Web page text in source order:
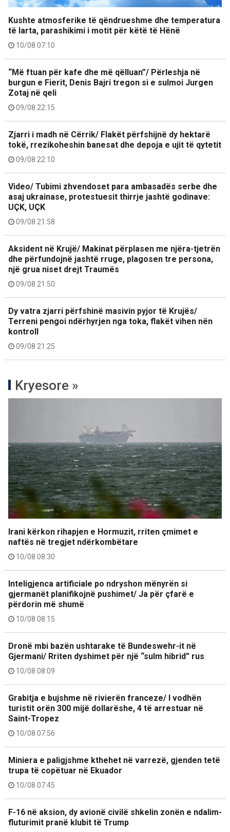
Kushte atmosferike të qëndrueshme dhe temperatura
të larta, parashikimi i motit për këtë të Hënë
10/08 07:10
“Më ftuan për kafe dhe më qëlluan”/ Përleshja në
burgun e Fierit, Denis Bajri tregon si e sulmoi Jurgen
Zotaj në qeli
09/08 22:15
Zjarri i madh në Cërrik/ Flakët përfshijnë dy hektarë
tokë, rrezikoheshin banesat dhe depoja e ujit të qytetit
09/08 22:10
Video/ Tubimi zhvendoset para ambasadës serbe dhe
asaj ukrainase, protestuesit thirrje jashtë godinave:
UÇK, UÇK
09/08 21:58
Aksident në Krujë/ Makinat përplasen me njëra-tjetrën
dhe përfundojnë jashtë rruge, plagosen tre persona,
një grua niset drejt Traumës
09/08 21:50
Dy vatra zjarri përfshinë masivin pyjor të Krujës/
Terreni pengoi ndërhyrjen nga toka, flakët vihen nën
kontroll
09/08 21:25
Kryesore »
Irani kërkon rihapjen e Hormuzit, rriten çmimet e
naftës në tregjet ndërkombëtare
10/08 08:30
Inteligjenca artificiale po ndryshon mënyrën si
gjermanët planifikojnë pushimet/ Ja për çfarë e
përdorin më shumë
10/08 08:15
Dronë mbi bazën ushtarake të Bundeswehr-it në
Gjermani/ Rriten dyshimet për një “sulm hibrid” rus
10/08 08:09
Grabitja e bujshme në rivierën franceze/ I vodhën
turistit orën 300 mijë dollarëshe, 4 të arrestuar në
Saint-Tropez
10/08 07:56
Miniera e paligjshme kthehet në varrezë, gjenden tetë
trupa të copëtuar në Ekuador
10/08 07:45
F-16 në aksion, dy avionë civilë shkelin zonën e ndalim-
fluturimit pranë klubit të Trump